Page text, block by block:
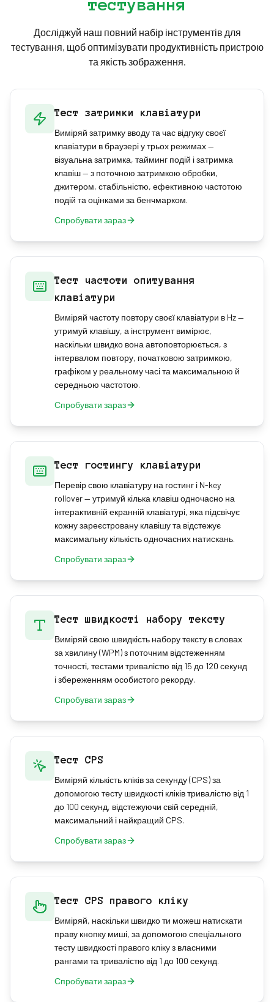
яке швидше повторення тієї самої клавіші
натискання.
клавіатури та програми додають затримку
"debounce", яка маскує легкий chatter. Якщо
чищення не допомагає, а перемикач
незамінний, клавіатуру зазвичай доводиться
зазвичай покривається.
тестування
Досліджуй наш повний набір інструментів для
тестування, щоб оптимізувати продуктивність пристрою
та якість зображення.
Тест затримки клавіатури
Виміряй затримку вводу та час відгуку своєї
клавіатури в браузері у трьох режимах —
візуальна затримка, тайминг подій і затримка
клавіш — з поточною затримкою обробки,
джитером, стабільністю, ефективною частотою
подій та оцінками за бенчмарком.
Спробувати зараз
Тест частоти опитування
клавіатури
Виміряй частоту повтору своєї клавіатури в Hz —
утримуй клавішу, а інструмент вимірює,
наскільки швидко вона автоповторюється, з
інтервалом повтору, початковою затримкою,
графіком у реальному часі та максимальною й
середньою частотою.
Спробувати зараз
Тест гостингу клавіатури
Перевір свою клавіатуру на гостинг і N-key
rollover — утримуй кілька клавіш одночасно на
інтерактивній екранній клавіатурі, яка підсвічує
кожну зареєстровану клавішу та відстежує
максимальну кількість одночасних натискань.
Спробувати зараз
Тест швидкості набору тексту
Виміряй свою швидкість набору тексту в словах
за хвилину (WPM) з поточним відстеженням
точності, тестами тривалістю від 15 до 120 секунд
і збереженням особистого рекорду.
Спробувати зараз
Тест CPS
Виміряй кількість кліків за секунду (CPS) за
допомогою тесту швидкості кліків тривалістю від 1
до 100 секунд, відстежуючи свій середній,
максимальний і найкращий CPS.
Спробувати зараз
Тест CPS правого кліку
Виміряй, наскільки швидко ти можеш натискати
праву кнопку миші, за допомогою спеціального
тесту швидкості правого кліку з власними
рангами та тривалістю від 1 до 100 секунд.
Спробувати зараз